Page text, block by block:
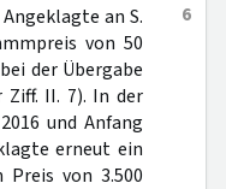
6
an S.
von 50
der Übergabe
II. 7). In der
und Anfang
erneut ein
Preis von 3.500